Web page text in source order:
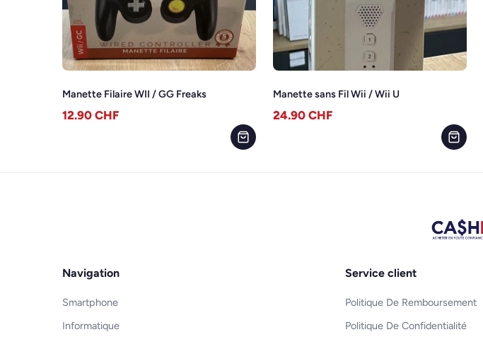
Manette Filaire WII / GG Freaks
12.90 CHF
Manette sans Fil Wii / Wii U
24.90 CHF
Navigation
Smartphone
Informatique
Service client
Politique De Remboursement
Politique De Confidentialité